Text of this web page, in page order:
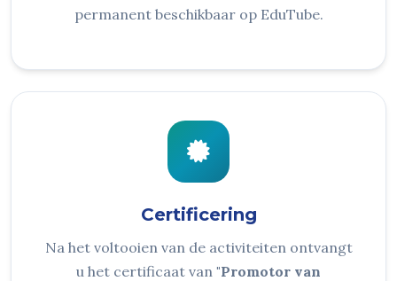
permanent beschikbaar op EduTube.
Certificering
Na het voltooien van de activiteiten ontvangt
u het certificaat van "Promotor van